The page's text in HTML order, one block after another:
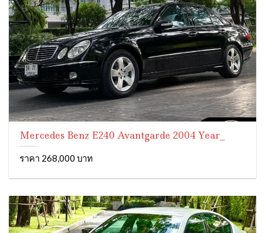
Mercedes Benz E240 Avantgarde 2004 Year_
ราคา 268,000 บาท